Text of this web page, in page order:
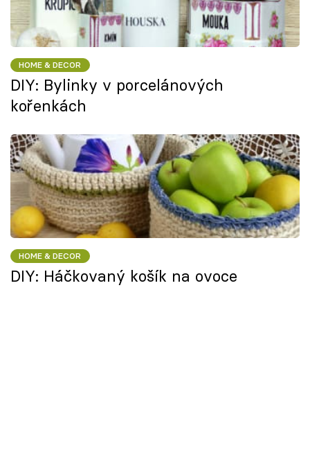
HOME & DECOR
DIY: Bylinky v porcelánových
kořenkách
HOME & DECOR
DIY: Háčkovaný košík na ovoce